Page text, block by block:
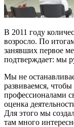
В 2011 году
возросло. По
занявших первое
подтверждает: мы
Мы не
развиваемся,
профессионалами
оценка
Для этого мы
там много